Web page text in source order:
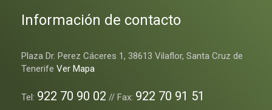
Información de contacto
Plaza Dr. Perez Cáceres 1, 38613 Vilaflor, Santa Cruz de
Tenerife Ver Mapa
Tel: 922 70 90 02 // Fax: 922 70 91 51